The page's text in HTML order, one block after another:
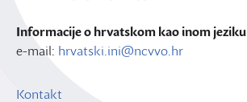
Informacije o hrvatskom kao inom jeziku
e-mail: hrvatski.ini@ncvvo.hr
Kontakt